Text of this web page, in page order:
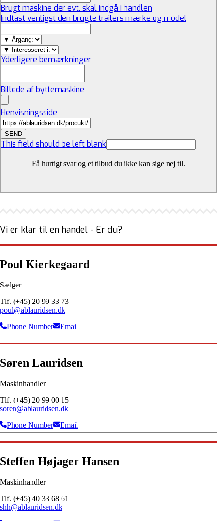
Brugt maskine der evt. skal indgå i handlen
Indtast venligst den brugte trailers mærke og model
Yderligere bemærkninger
Billede af byttemaskine
Henvisningsside
SEND
This field should be left blank
Få hurtigt svar og et tilbud du ikke kan sige nej til.
Vi er klar til en handel - Er du?
Poul Kierkegaard
Sælger
Tlf. (+45) 20 99 33 73
poul@ablauridsen.dk
Phone Number
Email
Søren Lauridsen
Maskinhandler
Tlf. (+45) 20 99 00 15
soren@ablauridsen.dk
Phone Number
Email
Steffen Højager Hansen
Maskinhandler
Tlf. (+45) 40 33 68 61
shh@ablauridsen.dk